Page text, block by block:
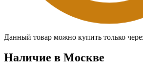
Данный товар можно купить только
Наличие в Москвe